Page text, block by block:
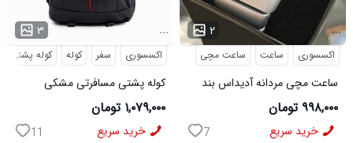
۳ ...
اکسسوری سفر کوله کوله پشتی
کوله پشتی مسافرتی مشکی
Buffalo مدل 50690
۱,۰۷۹,۰۰۰ تومان
خرید سریع 11
۲ ...
اکسسوری ساعت ساعت مچی
ساعت مچی مردانه آدیداس بند
استیل فنری لوکس نقره ای
۹۹۸,۰۰۰ تومان
خرید سریع 7